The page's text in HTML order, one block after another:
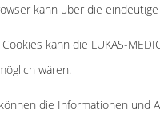
kann über die
kann die LUKAS-
wären.
die Informationen und